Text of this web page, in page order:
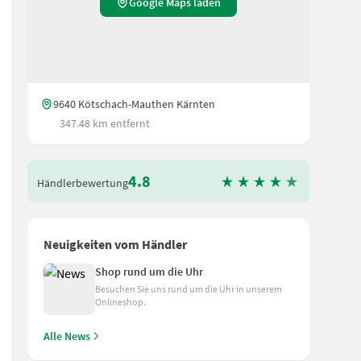
9640 Kötschach-Mauthen Kärnten
347.48 km entfernt
Händlerbewertung4.8
Neuigkeiten vom Händler
Shop rund um die Uhr
Besuchen Sie uns rund um die Uhr in unserem
Onlineshop.
Alle News